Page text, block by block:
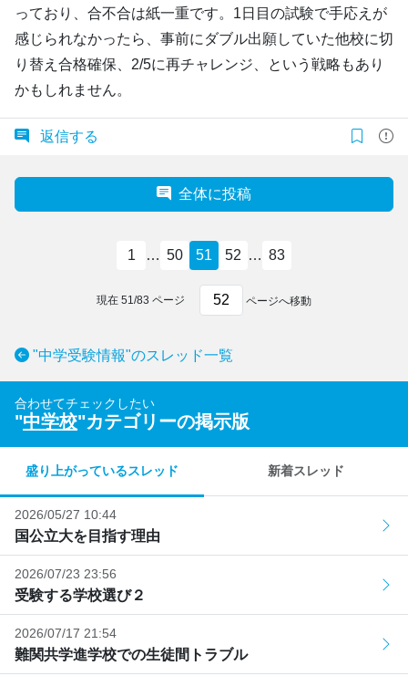
っており、合不合は紙一重です。1日目の試験で手応えが
感じられなかったら、事前にダブル出願していた他校に切
り替え合格確保、2/5に再チャレンジ、という戦略もあり
かもしれません。
返信する
全体に投稿
1 … 50 51 52 … 83
現在 51 /83 ページ ページへ移動
"中学受験情報"のスレッド一覧
合わせてチェックしたい
"中学校"カテゴリーの掲示版
盛り上がっているスレッド 新着スレッド
2026/05/27 10:44
国公立大を目指す理由
2026/07/23 23:56
受験する学校選び２
2026/07/17 21:54
難関共学進学校での生徒間トラブル